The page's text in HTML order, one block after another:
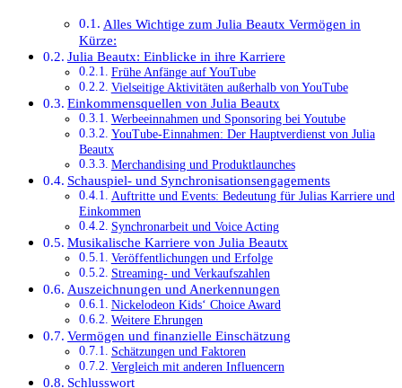
Alles Wichtige zum Julia Beautx Vermögen in
Kürze:
Julia Beautx: Einblicke in ihre Karriere
Frühe Anfänge auf YouTube
Vielseitige Aktivitäten außerhalb von YouTube
Einkommensquellen von Julia Beautx
Werbeeinnahmen und Sponsoring bei Youtube
YouTube-Einnahmen: Der Hauptverdienst von Julia
Beautx
Merchandising und Produktlaunches
Schauspiel- und Synchronisationsengagements
Auftritte und Events: Bedeutung für Julias Karriere und
Einkommen
Synchronarbeit und Voice Acting
Musikalische Karriere von Julia Beautx
Veröffentlichungen und Erfolge
Streaming- und Verkaufszahlen
Auszeichnungen und Anerkennungen
Nickelodeon Kids‘ Choice Award
Weitere Ehrungen
Vermögen und finanzielle Einschätzung
Schätzungen und Faktoren
Vergleich mit anderen Influencern
Schlusswort